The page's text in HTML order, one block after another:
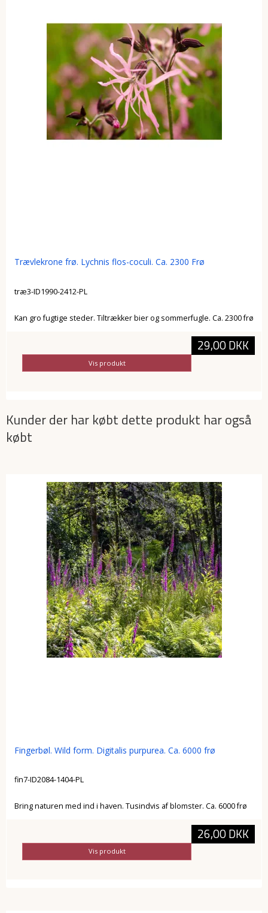
Trævlekrone frø. Lychnis flos-coculi. Ca. 2300 Frø
træ3-ID1990-2412-PL
Kan gro fugtige steder. Tiltrækker bier og sommerfugle. Ca. 2300 frø
29,00 DKK
Vis produkt
Kunder der har købt dette produkt har også
købt
Fingerbøl. Wild form. Digitalis purpurea. Ca. 6000 frø
fin7-ID2084-1404-PL
Bring naturen med ind i haven. Tusindvis af blomster. Ca. 6000 frø
26,00 DKK
Vis produkt